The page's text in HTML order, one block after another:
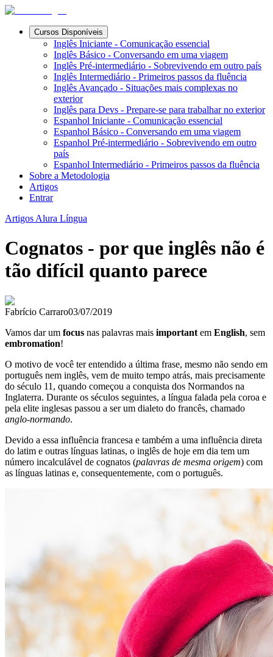
Cursos Disponíveis
Inglês Iniciante - Comunicação essencial
Inglês Básico - Conversando em uma viagem
Inglês Pré-intermediário - Sobrevivendo em outro país
Inglês Intermediário - Primeiros passos da fluência
Inglês Avançado - Situações mais complexas no
exterior
Inglês para Devs - Prepare-se para trabalhar no exterior
Espanhol Iniciante - Comunicação essencial
Espanhol Básico - Conversando em uma viagem
Espanhol Pré-intermediário - Sobrevivendo em outro
país
Espanhol Intermediário - Primeiros passos da fluência
Sobre a Metodologia
Artigos
Entrar
Artigos Alura Língua
Cognatos - por que inglês não é
tão difícil quanto parece
Fabrício Carraro03/07/2019
Vamos dar um focus nas palavras mais important em English, sem
embromation!
O motivo de você ter entendido a última frase, mesmo não sendo em
português nem inglês, vem de muito tempo atrás, mais precisamente
do século 11, quando começou a conquista dos Normandos na
Inglaterra. Durante os séculos seguintes, a língua falada pela coroa e
pela elite inglesas passou a ser um dialeto do francês, chamado
anglo-normando.
Devido a essa influência francesa e também a uma influência direta
do latim e outras línguas latinas, o inglês de hoje em dia tem um
número incalculável de cognatos (palavras de mesma origem) com
as línguas latinas e, consequentemente, com o português.